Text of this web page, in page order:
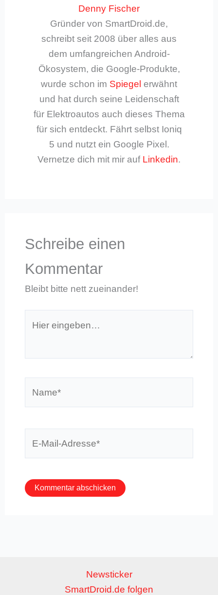
Denny Fischer
Gründer von SmartDroid.de,
schreibt seit 2008 über alles aus
dem umfangreichen Android-
Ökosystem, die Google-Produkte,
wurde schon im Spiegel erwähnt
und hat durch seine Leidenschaft
für Elektroautos auch dieses Thema
für sich entdeckt. Fährt selbst Ioniq
5 und nutzt ein Google Pixel.
Vernetze dich mit mir auf Linkedin.
Schreibe einen
Kommentar
Bleibt bitte nett zueinander!
eingeben…
Newsticker
SmartDroid.de folgen